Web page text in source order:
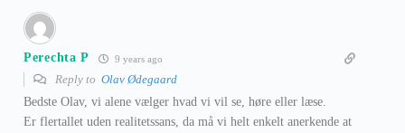
Perechta P 9 years ago
Reply to Olav Ødegaard
Bedste Olav, vi alene vælger hvad vi vil se, høre eller læse.
Er flertallet uden realitetssans, da må vi helt enkelt anerkende at